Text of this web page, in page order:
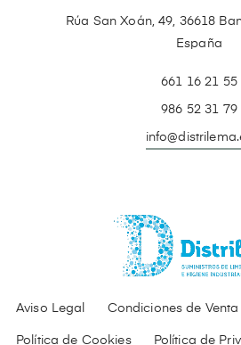
Rúa San Xoán, 49, 36618
España
661 16 21 55
986 52 31 79
Aviso Legal Condiciones de Venta
Política de Cookies Política de